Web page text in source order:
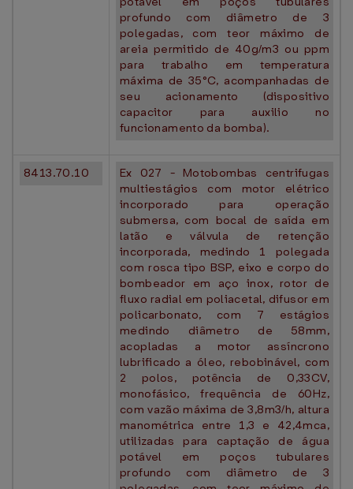
profundo com diâmetro de 3
polegadas, com teor máximo de
areia permitido de 40g/m3 ou ppm
para trabalho em temperatura
máxima de 35°C, acompanhadas de
seu acionamento (dispositivo
capacitor para auxilio no
funcionamento da bomba).
8413.70.10
Ex 027 - Motobombas centrifugas
multiestágios com motor elétrico
incorporado para operação
submersa, com bocal de saída em
latão e válvula de retenção
incorporada, medindo 1 polegada
com rosca tipo BSP, eixo e corpo do
bombeador em aço inox, rotor de
fluxo radial em poliacetal, difusor em
policarbonato, com 7 estágios
medindo diâmetro de 58mm,
acopladas a motor assíncrono
lubrificado a óleo, rebobinável, com
2 polos, potência de 0,33CV,
monofásico, frequência de 60Hz,
com vazão máxima de 3,8m3/h, altura
manométrica entre 1,3 e 42,4mca,
utilizadas para captação de água
potável em poços tubulares
profundo com diâmetro de 3